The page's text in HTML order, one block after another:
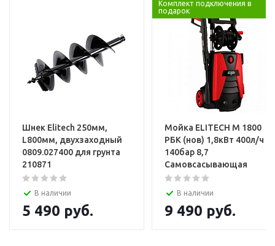
Установка и настройка техники
Шнек Elitech 250мм,
L800мм, двухзаходный
0809.027400 для грунта
210871
В наличии
5 490 руб.
Комплект подключения в
подарок
Мойка ELITECH М 1800
РБК (нов) 1,8кВт 400л/ч
140бар 8,7
Самовсасывающая
В наличии
9 490 руб.